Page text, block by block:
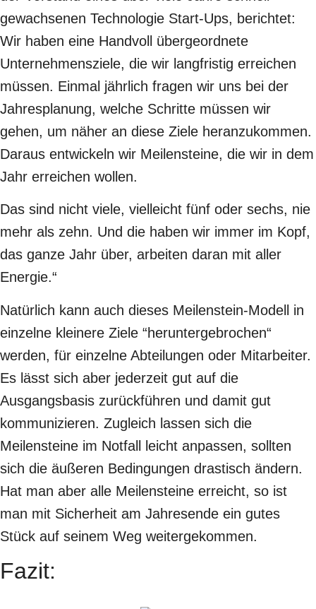
gewachsenen Technologie Start-Ups, berichtet:
Wir haben eine Handvoll übergeordnete
Unternehmensziele, die wir langfristig erreichen
müssen. Einmal jährlich fragen wir uns bei der
Jahresplanung, welche Schritte müssen wir
gehen, um näher an diese Ziele heranzukommen.
Daraus entwickeln wir Meilensteine, die wir in dem
Jahr erreichen wollen.
Das sind nicht viele, vielleicht fünf oder sechs, nie
mehr als zehn. Und die haben wir immer im Kopf,
das ganze Jahr über, arbeiten daran mit aller
Energie.“
Natürlich kann auch dieses Meilenstein-Modell in
einzelne kleinere Ziele “heruntergebrochen“
werden, für einzelne Abteilungen oder Mitarbeiter.
Es lässt sich aber jederzeit gut auf die
Ausgangsbasis zurückführen und damit gut
kommunizieren. Zugleich lassen sich die
Meilensteine im Notfall leicht anpassen, sollten
sich die äußeren Bedingungen drastisch ändern.
Hat man aber alle Meilensteine erreicht, so ist
man mit Sicherheit am Jahresende ein gutes
Stück auf seinem Weg weitergekommen.
Fazit: